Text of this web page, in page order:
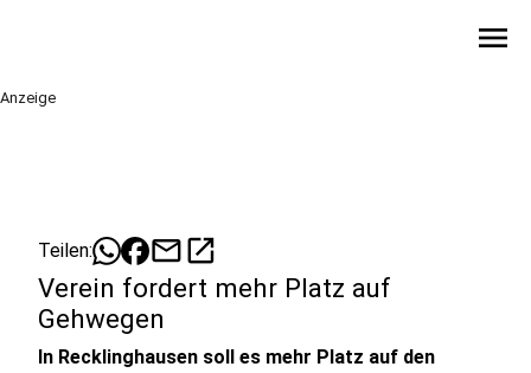
menu
Anzeige
Teilen: mailopen_in_new
Verein fordert mehr Platz auf
Gehwegen
In Recklinghausen soll es mehr Platz auf den